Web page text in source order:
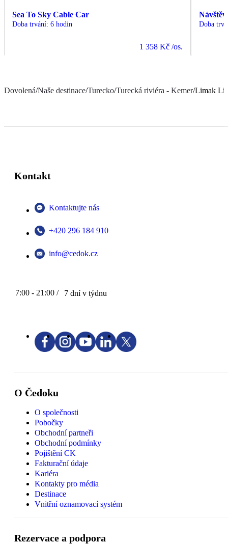
Sea To Sky Cable Car
Doba trvání: 6 hodin
1 358 Kč /os.
Doba
Dovolená/Naše destinace/Turecko/Turecká riviéra - Kemer/Limak
Kontakt
Kontaktujte nás
+420 296 184 910
info@cedok.cz
7:00 - 21:00 / 7 dní v týdnu
O Čedoku
O společnosti
Pobočky
Obchodní partneři
Obchodní podmínky
Pojištění CK
Fakturační údaje
Kariéra
Kontakty pro média
Destinace
Vnitřní oznamovací systém
Rezervace a podpora